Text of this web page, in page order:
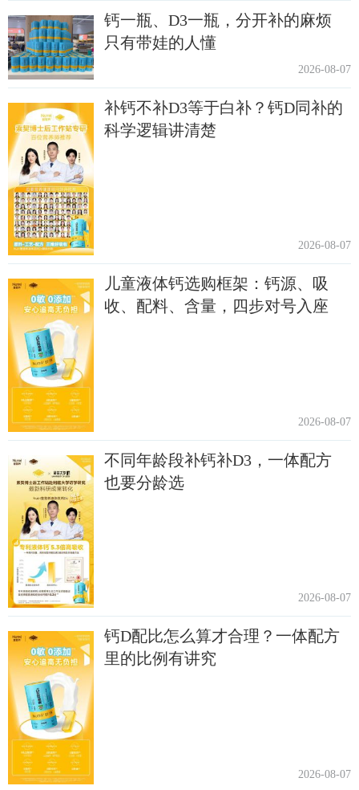
钙一瓶、D3一瓶，分开补的麻烦
只有带娃的人懂
2026-08-07
补钙不补D3等于白补？钙D同补的
科学逻辑讲清楚
2026-08-07
儿童液体钙选购框架：钙源、吸
收、配料、含量，四步对号入座
2026-08-07
不同年龄段补钙补D3，一体配方
也要分龄选
2026-08-07
钙D配比怎么算才合理？一体配方
里的比例有讲究
2026-08-07